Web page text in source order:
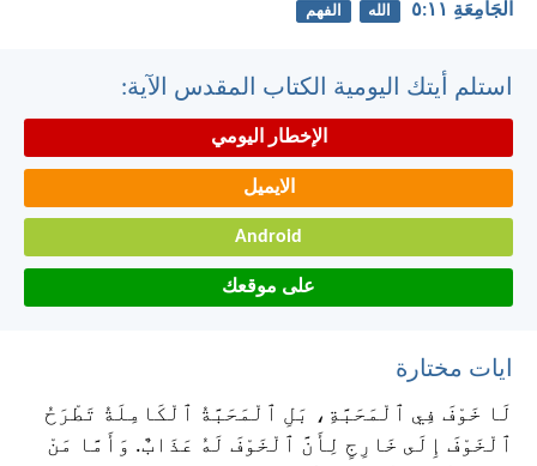
اَلْجَامِعَةِ ١١:‏٥ الله الفهم
استلم أيتك اليومية الكتاب المقدس الآية:
الإخطار اليومي
الايميل
Android
على موقعك
ايات مختارة
لَا خَوْفَ فِي ٱلْمَحَبَّةِ، بَلِ ٱلْمَحَبَّةُ ٱلْكَامِلَةُ تَطْرَحُ
ٱلْخَوْفَ إِلَى خَارِجٍ لِأَنَّ ٱلْخَوْفَ لَهُ عَذَابٌ. وَأَمَّا مَنْ